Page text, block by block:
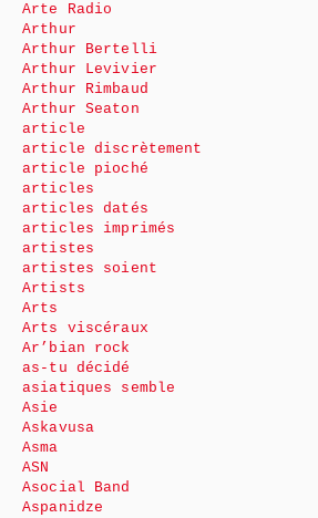
Arte Radio
Arthur
Arthur Bertelli
Arthur Levivier
Arthur Rimbaud
Arthur Seaton
article
article discrètement
article pioché
articles
articles datés
articles imprimés
artistes
artistes soient
Artists
Arts
Arts viscéraux
Ar’bian rock
as-tu décidé
asiatiques semble
Asie
Askavusa
Asma
ASN
Asocial Band
Aspanidze